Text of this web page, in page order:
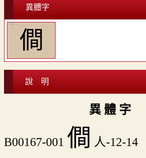
異體字
僴
說 明
異 體 字
B00167-001 僴 人-12-14